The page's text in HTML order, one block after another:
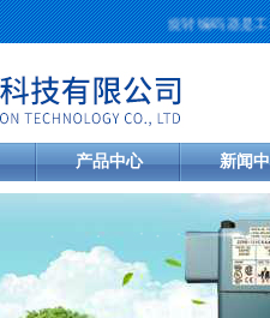
旋转编码器是工业
产品中心 新闻